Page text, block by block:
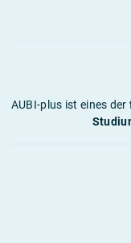
AUBI-plus ist eines der